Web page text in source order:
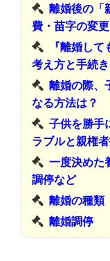
離婚後の「
費・苗字の変更
『離婚し
考え方と手続
離婚の際、
なる方法は？
子供を勝手
ラブルと親権
一度決めた
調停など
離婚の種類
離婚調停